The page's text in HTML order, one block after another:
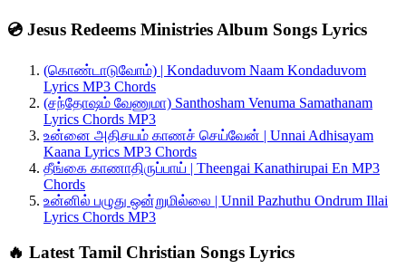
💿 Jesus Redeems Ministries Album Songs Lyrics
(கொண்டாடுவோம்) | Kondaduvom Naam Kondaduvom
Lyrics MP3 Chords
(சந்தோஷம் வேணுமா) Santhosham Venuma Samathanam
Lyrics Chords MP3
உன்னை அதிசயம் காணச் செய்வேன் | Unnai Adhisayam
Kaana Lyrics MP3 Chords
தீங்கை காணாதிருப்பாய் | Theengai Kanathirupai En MP3
Chords
உன்னில் பழுது ஒன்றுமில்லை | Unnil Pazhuthu Ondrum Illai
Lyrics Chords MP3
🔥 Latest Tamil Christian Songs Lyrics